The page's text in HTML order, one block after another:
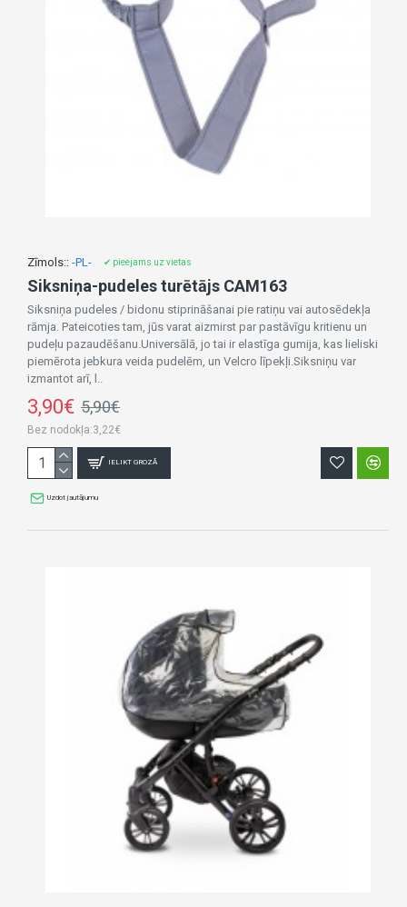
Zīmols:: -PL- ✔ pieejams uz vietas
Siksniņa-pudeles turētājs CAM163
Siksniņa pudeles / bidonu stiprināšanai pie ratiņu vai autosēdekļa
rāmja. Pateicoties tam, jūs varat aizmirst par pastāvīgu kritienu un
pudeļu pazaudēšanu.Universālā, jo tai ir elastīga gumija, kas lieliski
piemērota jebkura veida pudelēm, un Velcro līpekļi.Siksniņu var
izmantot arī, l..
3,90€ 5,90€
Bez nodokļa:3,22€
IELIKT GROZĀ
Uzdot jautājumu